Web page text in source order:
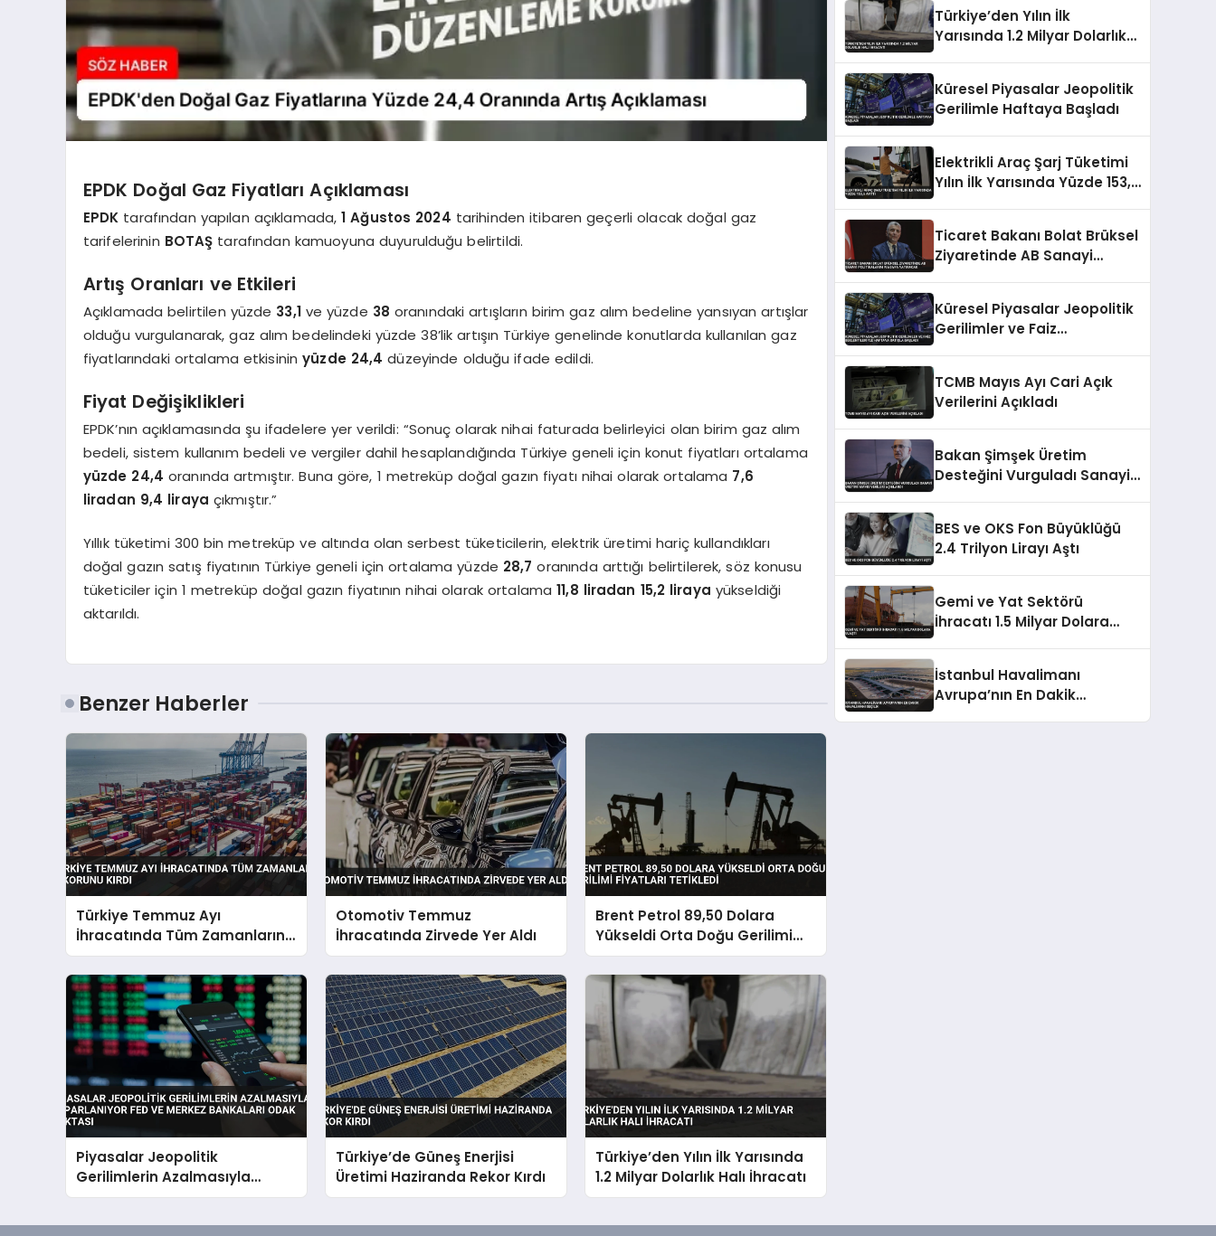
EPDK Doğal Gaz Fiyatları Açıklaması
EPDK tarafından yapılan açıklamada,1 Ağustos 2024 tarihinden itibaren geçerli olacak doğal gaz
tarifelerinin BOTAŞ tarafından kamuoyuna duyurulduğu belirtildi.
Artış Oranları ve Etkileri
Açıklamada belirtilen yüzde 33,1ve yüzde 38 oranındaki artışların birim gaz alım bedeline yansıyan artışlar
olduğu vurgulanarak, gaz alım bedelindeki yüzde 38’lik artışın Türkiye genelinde konutlarda kullanılan gaz
fiyatlarındaki ortalama etkisininyüzde 24,4 düzeyinde olduğu ifade edildi.
Fiyat Değişiklikleri
EPDK’nın açıklamasında şu ifadelere yer verildi: “Sonuç olarak nihai faturada belirleyici olan birim gaz alım
bedeli, sistem kullanım bedeli ve vergiler dahil hesaplandığında Türkiye geneli için konut fiyatları ortalama
yüzde 24,4 oranında artmıştır. Buna göre, 1 metreküp doğal gazın fiyatı nihai olarak ortalama 7,6
liradan 9,4 liraya çıkmıştır.”
Yıllık tüketimi 300 bin metreküp ve altında olan serbest tüketicilerin, elektrik üretimi hariç kullandıkları
doğal gazın satış fiyatının Türkiye geneli için ortalama yüzde 28,7 oranında arttığı belirtilerek, söz konusu
tüketiciler için 1 metreküp doğal gazın fiyatının nihai olarak ortalama11,8 liradan 15,2 liraya yükseldiği
aktarıldı.
Benzer Haberler
Türkiye Temmuz Ayı
İhracatında Tüm Zamanların
Rekorunu Kırdı
Otomotiv Temmuz
İhracatında Zirvede Yer Aldı
Brent Petrol 89,50 Dolara
Yükseldi Orta Doğu Gerilimi
Fiyatları Tetikledi
Piyasalar Jeopolitik
Gerilimlerin Azalmasıyla
Toparlanıyor Fed ve Merkez
Türkiye’de Güneş Enerjisi
Üretimi Haziranda Rekor Kırdı
Türkiye’den Yılın İlk Yarısında
1.2 Milyar Dolarlık Halı İhracatı
Türkiye’den Yılın İlk
Yarısında 1.2 Milyar Dolarlık
Küresel Piyasalar Jeopolitik
Gerilimle Haftaya Başladı
Elektrikli Araç Şarj Tüketimi
Yılın İlk Yarısında Yüzde 153,5
Ticaret Bakanı Bolat Brüksel
Ziyaretinde AB Sanayi
Küresel Piyasalar Jeopolitik
Gerilimler ve Faiz
TCMB Mayıs Ayı Cari Açık
Verilerini Açıkladı
Bakan Şimşek Üretim
Desteğini Vurguladı Sanayi
BES ve OKS Fon Büyüklüğü
2.4 Trilyon Lirayı Aştı
Gemi ve Yat Sektörü
İhracatı 1.5 Milyar Dolara
İstanbul Havalimanı
Avrupa’nın En Dakik